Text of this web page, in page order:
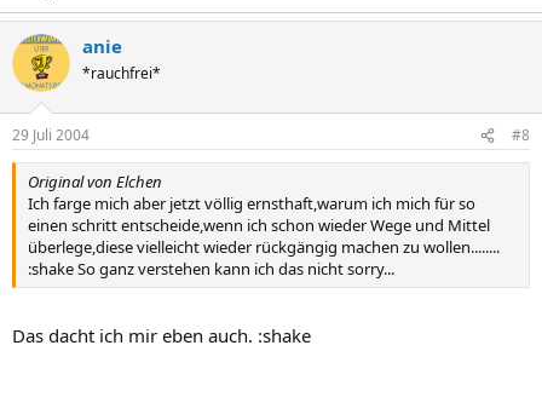
anie
*rauchfrei*
29 Juli 2004 #8
Original von Elchen
Ich farge mich aber jetzt völlig ernsthaft,warum ich mich für so
einen schritt entscheide,wenn ich schon wieder Wege und Mittel
überlege,diese vielleicht wieder rückgängig machen zu wollen........
:shake So ganz verstehen kann ich das nicht sorry...
Das dacht ich mir eben auch. :shake